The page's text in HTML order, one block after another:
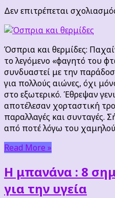
Δεν επιτρέπεται
Όσπρια και θερμίδες:
το λεγόμενο «φαγητό του
συνδυαστεί με την
για πολλούς αιώνες, όχι
στο εξωτερικό. Έθρεψαν
αποτέλεσαν χορταστική
παραλλαγές και συνταγές.
από ποτέ λόγω του
Read More »
Η μπανάνα : 8
για την υγεία